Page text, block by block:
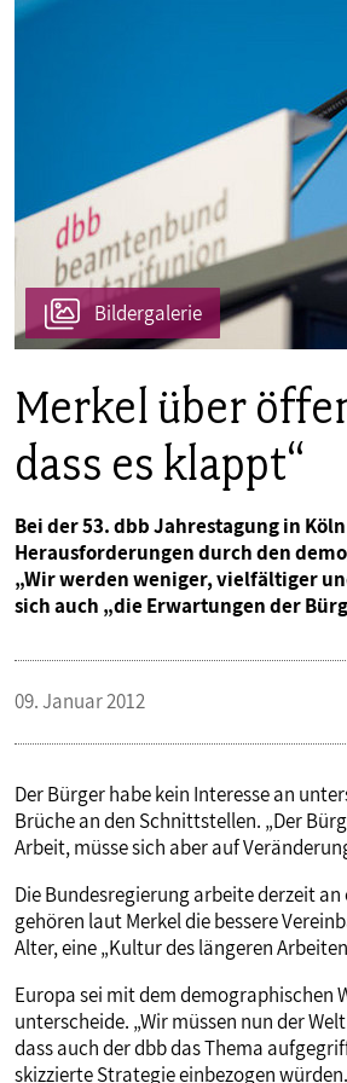
TERMINE & VERANSTALTUNGEN
MITGLIEDSCHAFT & SERVICE
Bildergalerie
Merkel über
dass es klappt“
Bei der 53. dbb Jahrestagung in
Herausforderungen durch den
„Wir werden weniger, vielfältiger
sich auch „die Erwartungen der
09. Januar 2012
Der Bürger habe kein Interesse an
Brüche an den Schnittstellen. „Der
Arbeit, müsse sich aber auf
Die Bundesregierung arbeite derzeit
gehören laut Merkel die bessere
Alter, eine „Kultur des längeren
Europa sei mit dem demographischen
unterscheide. „Wir müssen nun der
dass auch der dbb das Thema
skizzierte Strategie einbezogen